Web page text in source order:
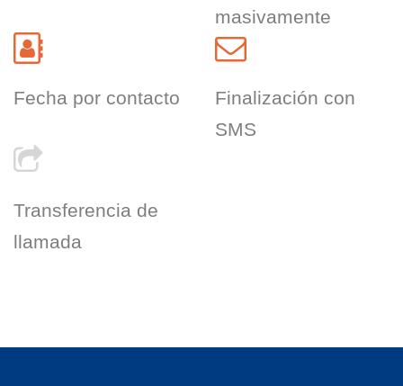
masivamente
Fecha por contacto
Finalización con
SMS
Transferencia de
llamada